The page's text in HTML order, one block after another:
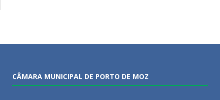
CÂMARA MUNICIPAL DE PORTO DE MOZ